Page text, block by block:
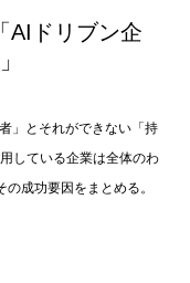
AIドリブン企
」とそれができない「持
している企業は全体のわ
成功要因をまとめる。